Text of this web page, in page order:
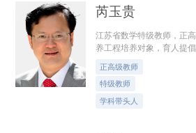
芮玉贵
江苏省数学特级教师，正
养工程培养对象，育人提
与实施》，成功入选江苏省
正高级教师
特级教师
学科带头人